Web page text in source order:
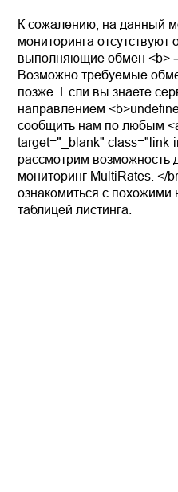
К сожалению, на данный
мониторинга отсутствуют
выполняющие обмен <b>
Возможно требуемые
позже. Если вы знаете
направлением
сообщить нам по любым
target="_blank" class="link-
рассмотрим возможность
мониторинг MultiRates. </
ознакомиться с похожими
таблицей листинга.